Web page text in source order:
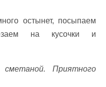
остынет, посыпаем
на кусочки и
Приятного